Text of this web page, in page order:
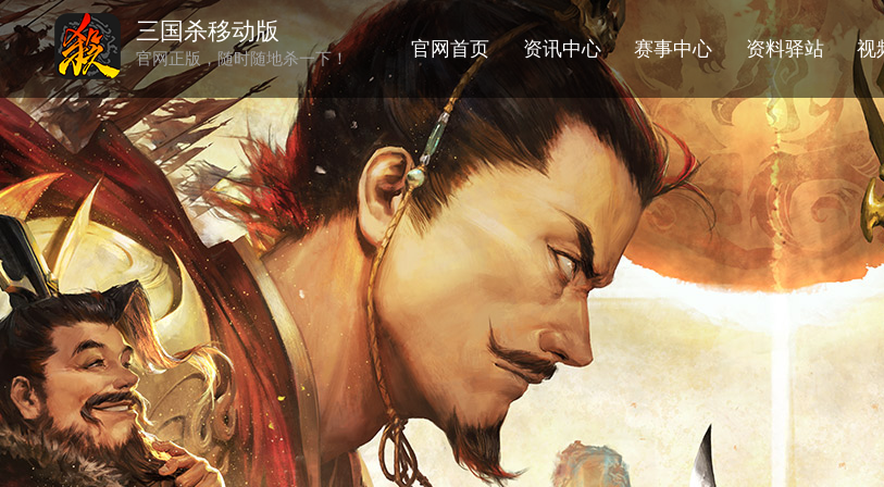
三国杀移动版
官网正版，随时随地杀一下！ 官网首页 资讯中心 赛事中心 资料驿站 视